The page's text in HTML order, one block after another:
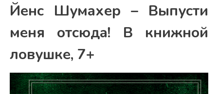
Йенс Шумахер – Выпусти
меня отсюда! В книжной
ловушке, 7+